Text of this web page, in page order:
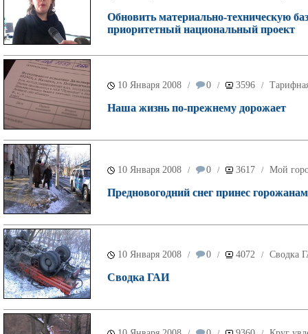
Обновить материально-техническую
приоритетный национальный проект
10 Января 2008 / 0 / 3596 /
Наша жизнь по-прежнему дорожает
10 Января 2008 / 0 / 3617 / Мой
Предновогодний снег принес
10 Января 2008 / 0 / 4072 / Сводка
Сводка ГАИ